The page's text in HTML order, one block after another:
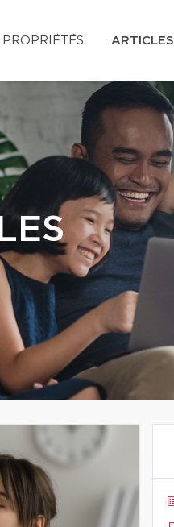
PROPRIÉTÉS ARTICLES